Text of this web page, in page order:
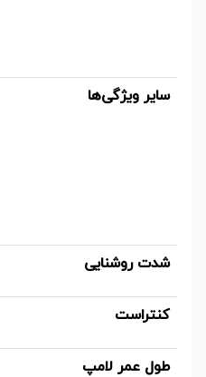
سایر ویژگی‌ها
شدت روشنایی
کنتراست
طول عمر لامپ